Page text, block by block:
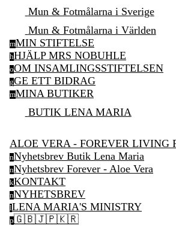
Mun & Fotmålarna i Sverige
Mun & Fotmålarna i Världen
mMIN STIFTELSE
hHJÄLP MRS NOBUHLE
oOM INSAMLINGSSTIFTELSEN
gGE ETT BIDRAG
mMINA BUTIKER
BUTIK LENA MARIA
ALOE VERA - FOREVER LIVING
nNyhetsbrev Butik Lena Maria
nNyhetsbrev Forever - Aloe Vera
kKONTAKT
nNYHETSBREV
lLENA MARIA'S MINISTRY
p🇬🇧🇯🇵🇰🇷